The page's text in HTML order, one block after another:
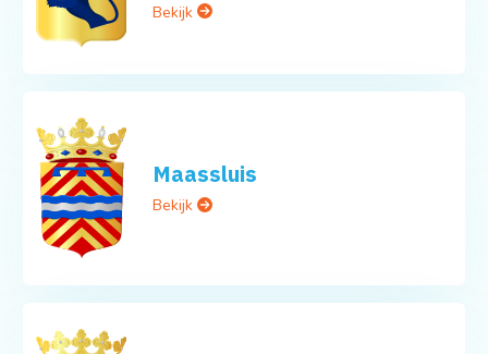
Bekijk
Maassluis
Bekijk